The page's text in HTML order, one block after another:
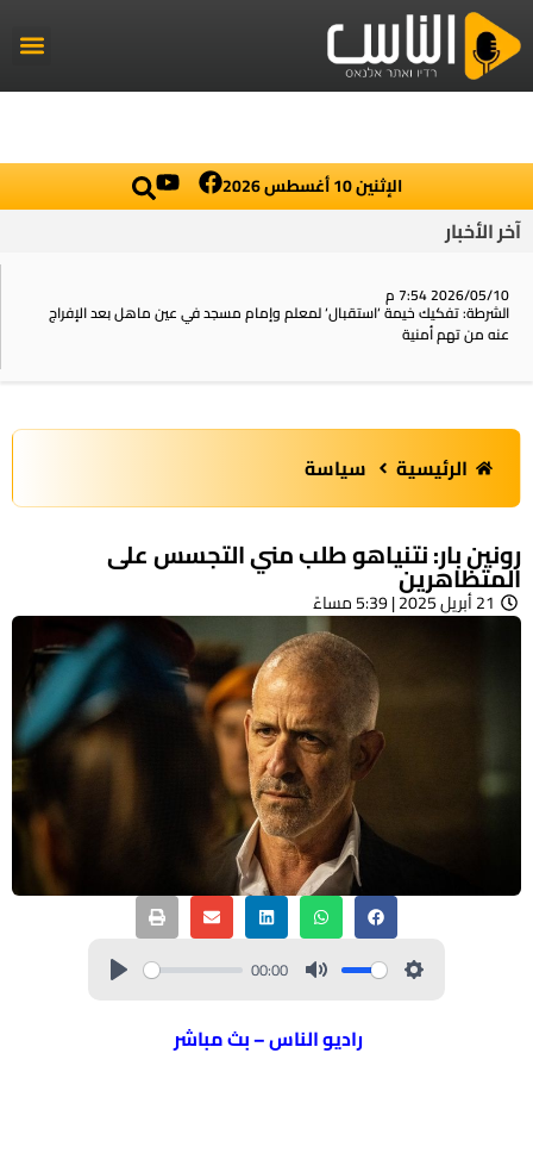
الإثنين 10 أغسطس 2026
آخر الأخبار
2026/05/10 7:54 م
الشرطة: تفكيك خيمة ‘استقبال‘ لمعلم وإمام مسجد في عين ماهل بعد الإفراج
عنه من تهم أمنية
الرئيسية سياسة
رونين بار: نتنياهو طلب مني التجسس على
المتظاهرين
21 أبريل 2025 | 5:39 مساءً
00:00
راديو الناس – بث مباشر